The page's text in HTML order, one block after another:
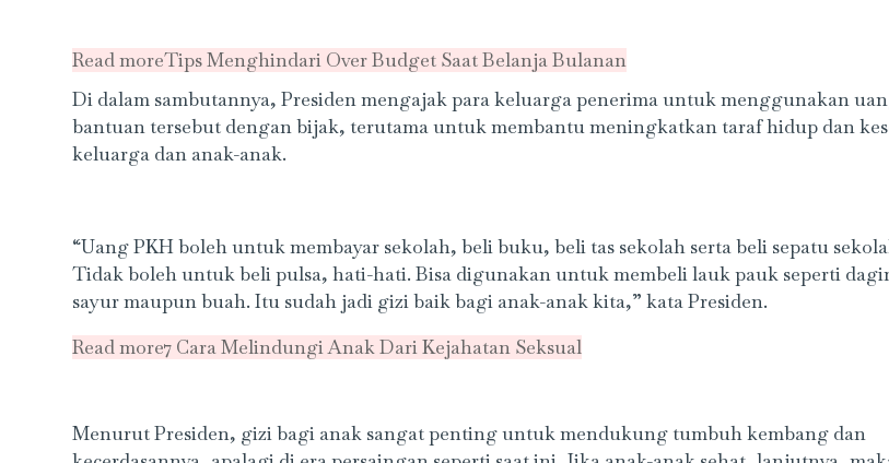
Read moreTips Menghindari Over Budget Saat Belanja Bulanan
Di dalam sambutannya, Presiden mengajak para keluarga penerima untuk menggunakan
bantuan tersebut dengan bijak, terutama untuk membantu meningkatkan taraf hidup dan
keluarga dan anak-anak.
“Uang PKH boleh untuk membayar sekolah, beli buku, beli tas sekolah serta beli sepatu
Tidak boleh untuk beli pulsa, hati-hati. Bisa digunakan untuk membeli lauk pauk seperti
sayur maupun buah. Itu sudah jadi gizi baik bagi anak-anak kita,” kata Presiden.
Read more7 Cara Melindungi Anak Dari Kejahatan Seksual
Menurut Presiden, gizi bagi anak sangat penting untuk mendukung tumbuh kembang dan